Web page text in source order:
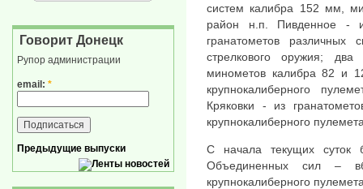
систем калибра 152 мм,
район н.п. Пивденное -
гранатометов различных
стрелкового оружия;
минометов калибра 82 и
крупнокалиберного
Кряковки - из
крупнокалиберного
С начала текущих суток
Объединенных сил –
крупнокалиберного
Говорит Донецк
Рупор администрации
email: *
Предыдущие выпуски